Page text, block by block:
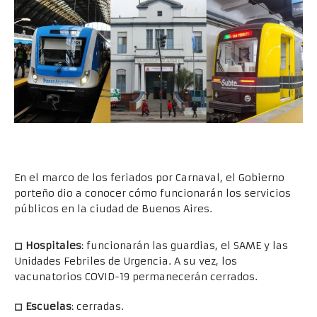
En el marco de los feriados por Carnaval, el Gobierno
porteño dio a conocer cómo funcionarán los servicios
públicos en la ciudad de Buenos Aires.
◻ Hospitales: funcionarán las guardias, el SAME y las
Unidades Febriles de Urgencia. A su vez, los
vacunatorios COVID-19 permanecerán cerrados.
◻ Escuelas: cerradas.